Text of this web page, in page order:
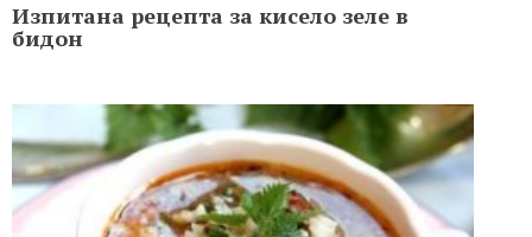
Изпитана рецепта за кисело зеле в
бидон